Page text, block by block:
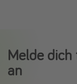
Melde
an